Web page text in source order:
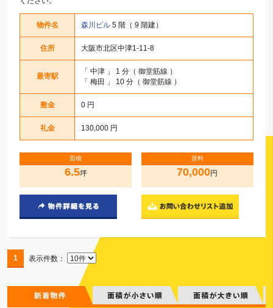
物件名 森川ビル 5 階（ 9 階建）
住所 大阪市北区中津1-11-8
最寄駅
「 中津 」 1 分（ 御堂筋線 ）
「 梅田 」 10 分（ 御堂筋線 ）
敷金 0 円
礼金 130,000 円
面積
6.5坪
賃料
70,000円
1 表示件数：